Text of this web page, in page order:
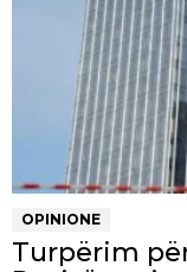
OPINIONE
Turpërim